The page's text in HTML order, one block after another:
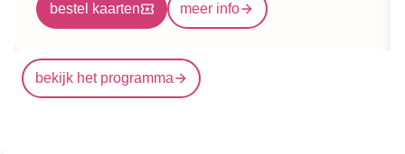
lees meer
bestel kaarten meer info
bekijk het programma